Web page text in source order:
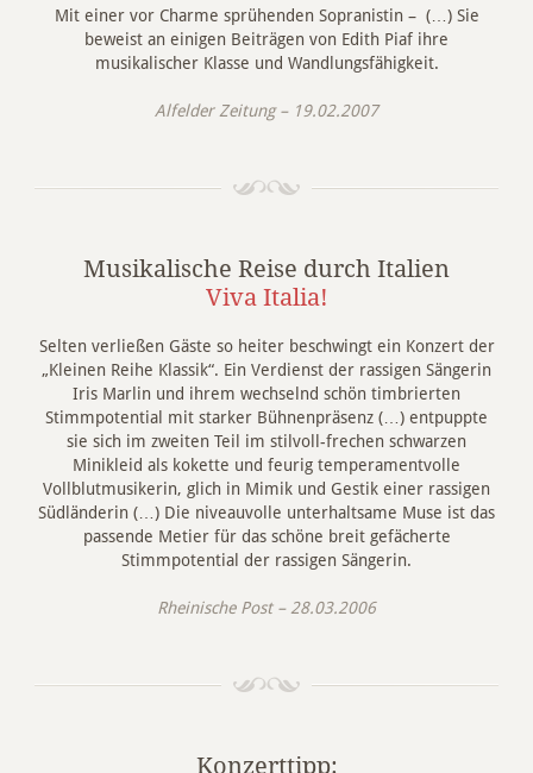
Mit einer vor Charme sprühenden Sopranistin – (…) Sie
beweist an einigen Beiträgen von Edith Piaf ihre
musikalischer Klasse und Wandlungsfähigkeit.
Alfelder Zeitung – 19.02.2007
Musikalische Reise durch Italien
Viva Italia!
Selten verließen Gäste so heiter beschwingt ein Konzert der
„Kleinen Reihe Klassik“. Ein Verdienst der rassigen Sängerin
Iris Marlin und ihrem wechselnd schön timbrierten
Stimmpotential mit starker Bühnenpräsenz (…) entpuppte
sie sich im zweiten Teil im stilvoll-frechen schwarzen
Minikleid als kokette und feurig temperamentvolle
Vollblutmusikerin, glich in Mimik und Gestik einer rassigen
Südländerin (…) Die niveauvolle unterhaltsame Muse ist das
passende Metier für das schöne breit gefächerte
Stimmpotential der rassigen Sängerin.
Rheinische Post – 28.03.2006
Konzerttipp: